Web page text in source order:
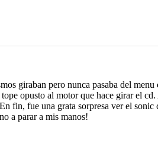
giraban pero nunca pasaba del
opusto al motor que hace girar el
fin, fue una grata sorpresa ver el
a parar a mis manos!